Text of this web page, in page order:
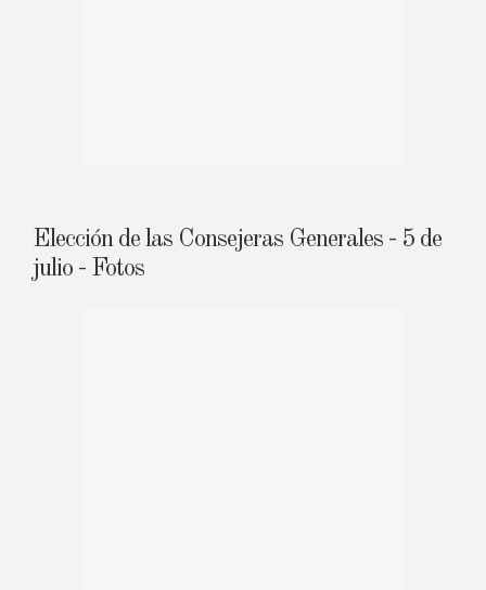
Elección de las Consejeras Generales - 5 de
julio - Fotos